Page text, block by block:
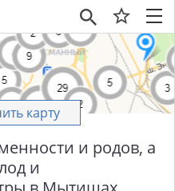
×
карту
и родов, а
и